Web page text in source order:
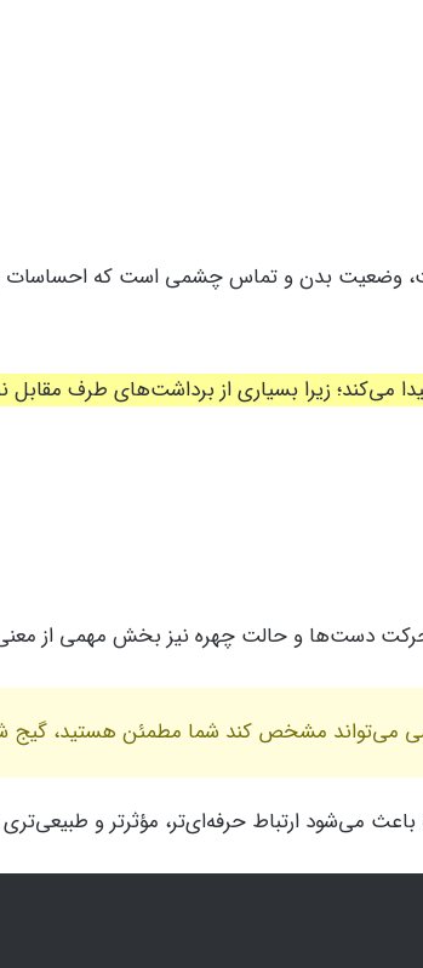
وضعیت بدن و تماس چشمی است که احساسات و
می‌کند؛ زیرا بسیاری از برداشت‌های طرف
حرکت دست‌ها و حالت چهره نیز بخش مهمی از
می‌تواند مشخص کند شما مطمئن هستید، گیج
می‌شود ارتباط حرفه‌ای‌تر، مؤثرتر و طبیعی‌تری